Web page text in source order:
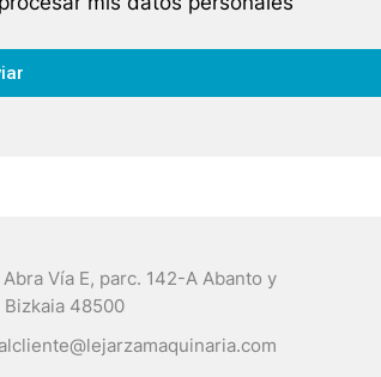
Abra Vía E, parc. 142-A Abanto y
Bizkaia 48500